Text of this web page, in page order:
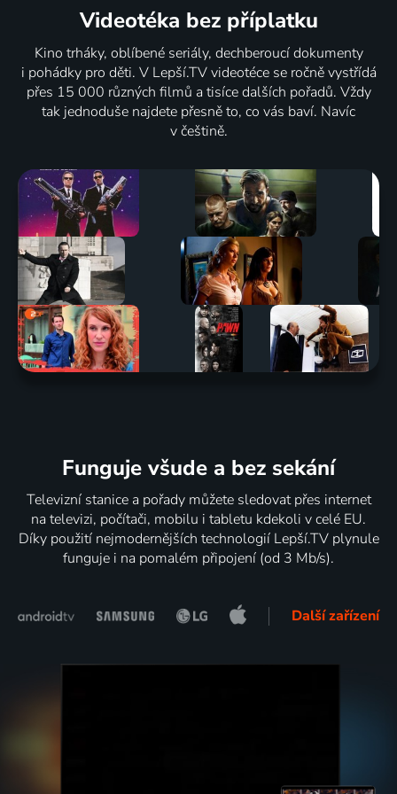
80%
124 dílů
Xavier
múzeum
2019 | USA, Kanada, Francie | Animovaný, Dobrodružný, Historický, Komedie, Rodinný, Science Fiction, Životopisný
Videotéka bez příplatku
Kino trháky, oblíbené seriály, dechberoucí dokumenty
i pohádky pro děti. V Lepší.TV videotéce se ročně vystřídá
přes 15 000 různých filmů a tisíce dalších pořadů. Vždy
tak jednoduše najdete přesně to, co vás baví. Navíc
v češtině.
Funguje všude a bez sekání
Televizní stanice a pořady můžete sledovat přes internet
na televizi, počítači, mobilu i tabletu kdekoli v celé EU.
Díky použití nejmodernějších technologií Lepší.TV plynule
funguje i na pomalém připojení (od 3 Mb/s).
Další zařízení